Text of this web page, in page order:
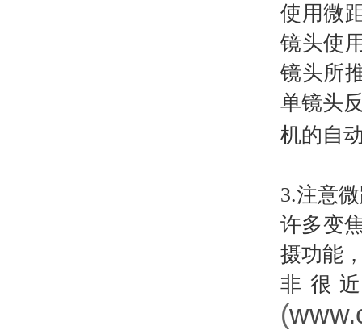
使用微
镜头使
镜头所
单镜头
机的自
3.注意
许多变
摄功能
非很
(